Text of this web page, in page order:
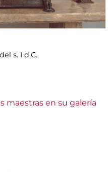
s. I d.C.
maestras en su galería